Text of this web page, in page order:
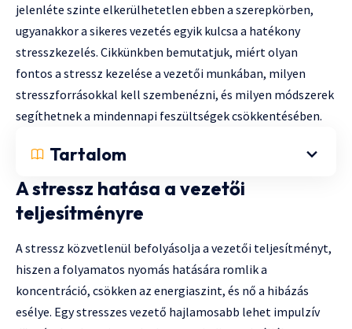
jelenléte szinte elkerülhetetlen ebben a szerepkörben,
ugyanakkor a sikeres vezetés egyik kulcsa a hatékony
stresszkezelés. Cikkünkben bemutatjuk, miért olyan
fontos a stressz kezelése a vezetői munkában, milyen
stresszforrásokkal kell szembenézni, és milyen módszerek
segíthetnek a mindennapi feszültségek csökkentésében.
Tartalom
A stressz hatása a vezetői
teljesítményre
A stressz közvetlenül befolyásolja a vezetői teljesítményt,
hiszen a folyamatos nyomás hatására romlik a
koncentráció, csökken az energiaszint, és nő a hibázás
esélye. Egy stresszes vezető hajlamosabb lehet impulzív